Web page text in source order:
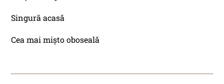
Singură acasă
Cea mai mișto oboseală